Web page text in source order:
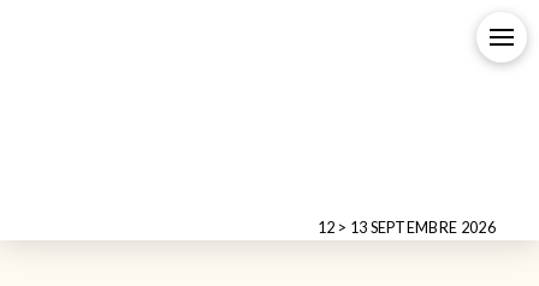
12 > 13 SEPTEMBRE 2026